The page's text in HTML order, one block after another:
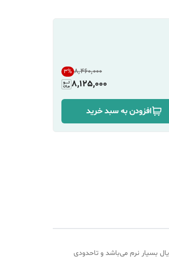
۸٬۴۶۰٬۰۰۰ 3%
8,125,000
افزودن به سبد خرید
متر می‌باشد. تشک رویال بسیار نرم می‌باشد و تاحدودی